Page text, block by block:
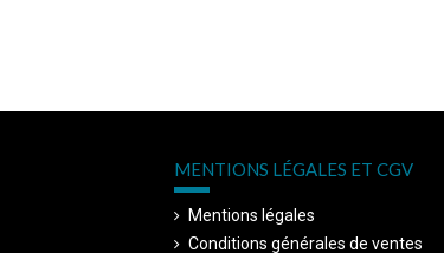
MENTIONS LÉGALES ET CGV
Mentions légales
Conditions générales de ventes